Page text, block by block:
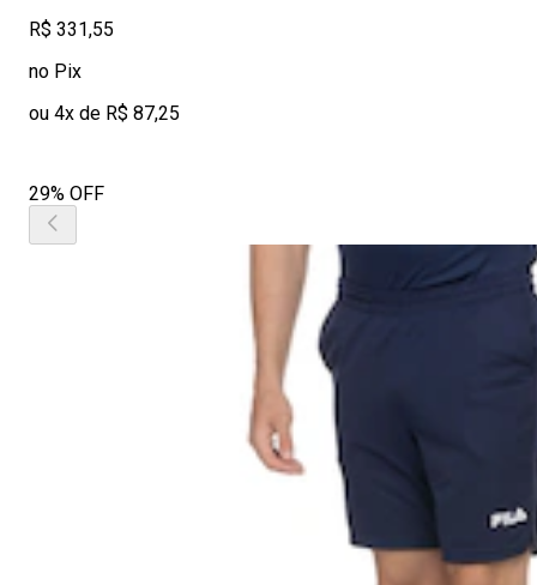
R$ 331,55
no Pix
ou 4x de R$ 87,25
29% OFF